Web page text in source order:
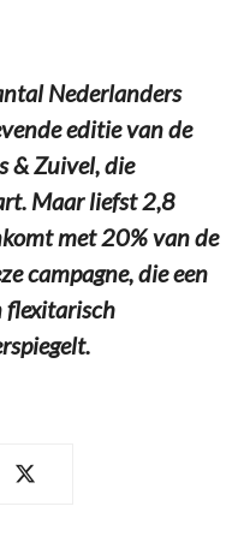
Nederlanders
editie van de
& Zuivel, die
Maar liefst 2,8
met 20% van de
campagne, die een
flexitarisch